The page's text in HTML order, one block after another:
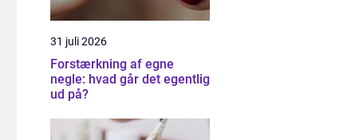
31 juli 2026
Forstærkning af egne
negle: hvad går det egentlig
ud på?